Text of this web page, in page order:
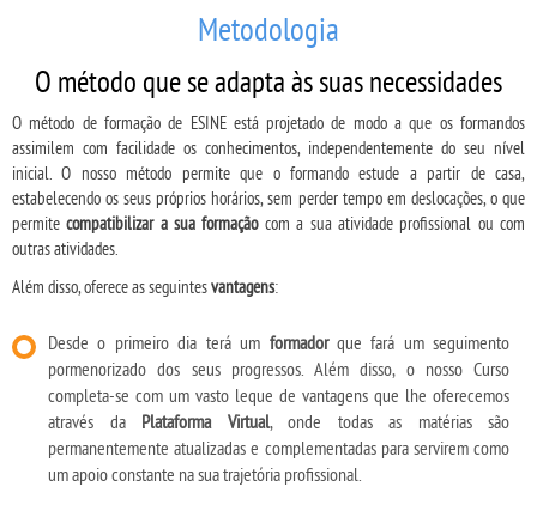
Metodologia
O método que se adapta às suas necessidades
O método de formação de ESINE está projetado de modo a que os formandos
assimilem com facilidade os conhecimentos, independentemente do seu nível
inicial. O nosso método permite que o formando estude a partir de casa,
estabelecendo os seus próprios horários, sem perder tempo em deslocações, o que
permitecompatibilizar a sua formaçãocom a sua atividade profissional ou com
outras atividades.
Além disso, oferece as seguintesvantagens:
Desde o primeiro dia terá um formadorque fará um seguimento
pormenorizado dos seus progressos. Além disso, o nosso Curso
completa-se com um vasto leque de vantagens que lhe oferecemos
através da Plataforma Virtual, onde todas as matérias são
permanentemente atualizadas e complementadas para servirem como
um apoio constante na sua trajetória profissional.